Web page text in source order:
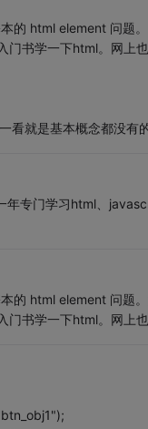
的 html element 问题
书学一下html。网上也
看就是基本概念都没有的
专门学习html、
的 html element 问题
书学一下html。网上也